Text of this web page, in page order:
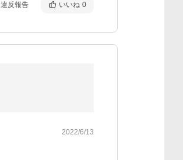
違反報告 いいね 0
2022/6/13